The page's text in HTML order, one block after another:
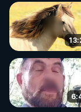
▶ 30 jours
de bien-être
Rendez-vous
le code :